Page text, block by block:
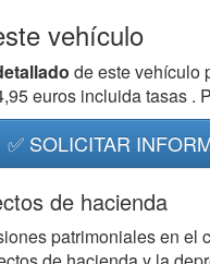
vehículo
de este vehículo
euros incluida tasas .
✅ SOLICITAR
de hacienda
patrimoniales en el